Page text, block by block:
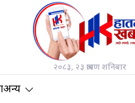
२०८३, २३ श्रावण शनिबार
अन्य